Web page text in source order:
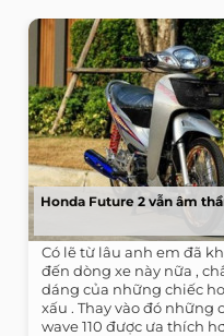
Honda Future 2 vẫn âm
Có lẽ từ lâu anh em đã
đến dòng xe này nữa ,
dáng của những chiếc
xấu . Thay vào đó những
wave 110 được ưa thích